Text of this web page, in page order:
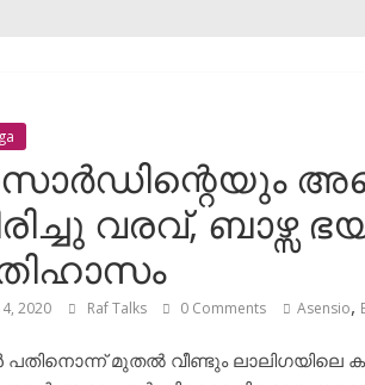
വരവ്, ബാഴ്സ
4, 2020 Raf Talks 0 Comments Asensio,
മുതൽ വീണ്ടും ലാലിഗയിലെ